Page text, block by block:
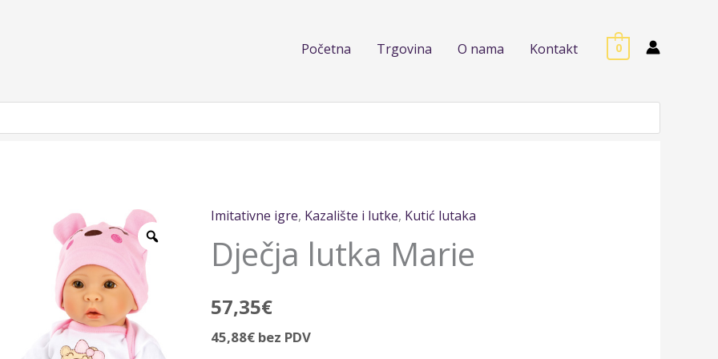
Početna Trgovina O nama Kontakt 0
Imitativne igre, Kazalište i lutke, Kutić lutaka
Dječja lutka Marie
57,35€
45,88€ bez PDV
Dječja
lutka
Marie